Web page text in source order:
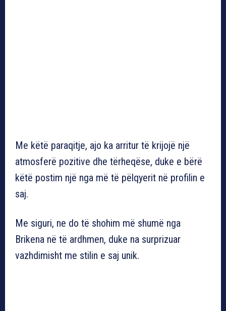
Me këtë paraqitje, ajo ka arritur të krijojë një
atmosferë pozitive dhe tërheqëse, duke e bërë
këtë postim një nga më të pëlqyerit në profilin e
saj.
Me siguri, ne do të shohim më shumë nga
Brikena në të ardhmen, duke na surprizuar
vazhdimisht me stilin e saj unik.